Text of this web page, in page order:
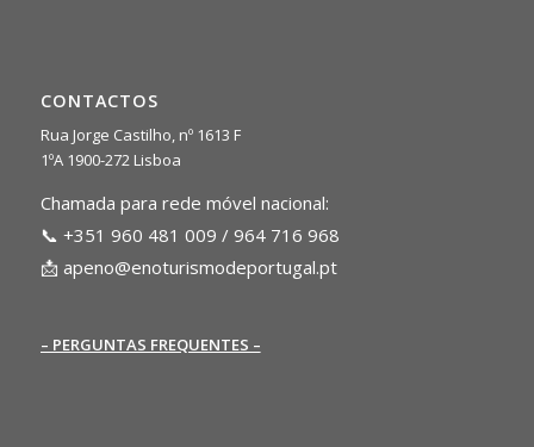
CONTACTOS
Rua Jorge Castilho, nº 1613 F
1ºA 1900-272 Lisboa
Chamada para rede móvel nacional:
📞 +351 960 481 009 / 964 716 968
📩 apeno@enoturismodeportugal.pt
– PERGUNTAS FREQUENTES –